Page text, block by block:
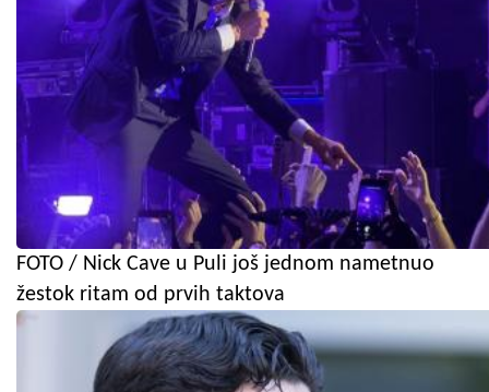
FOTO / Nick Cave u Puli još jednom nametnuo
žestok ritam od prvih taktova